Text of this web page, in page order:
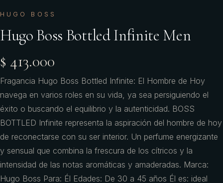
HUGO BOSS
Hugo Boss Bottled Infinite Men
$ 413.000
Fragancia Hugo Boss Bottled Infinite: El Hombre de Hoy
navega en varios roles en su vida, ya sea persiguiendo el
éxito o buscando el equilibrio y la autenticidad. BOSS
BOTTLED Infinite representa la aspiración del hombre de hoy
de reconectarse con su ser interior. Un perfume energizante
y sensual que combina la frescura de los cítricos y la
intensidad de las notas aromáticas y amaderadas. Marca:
Hugo Boss Para: Él Edades: De 30 a 45 años Él es: ideal